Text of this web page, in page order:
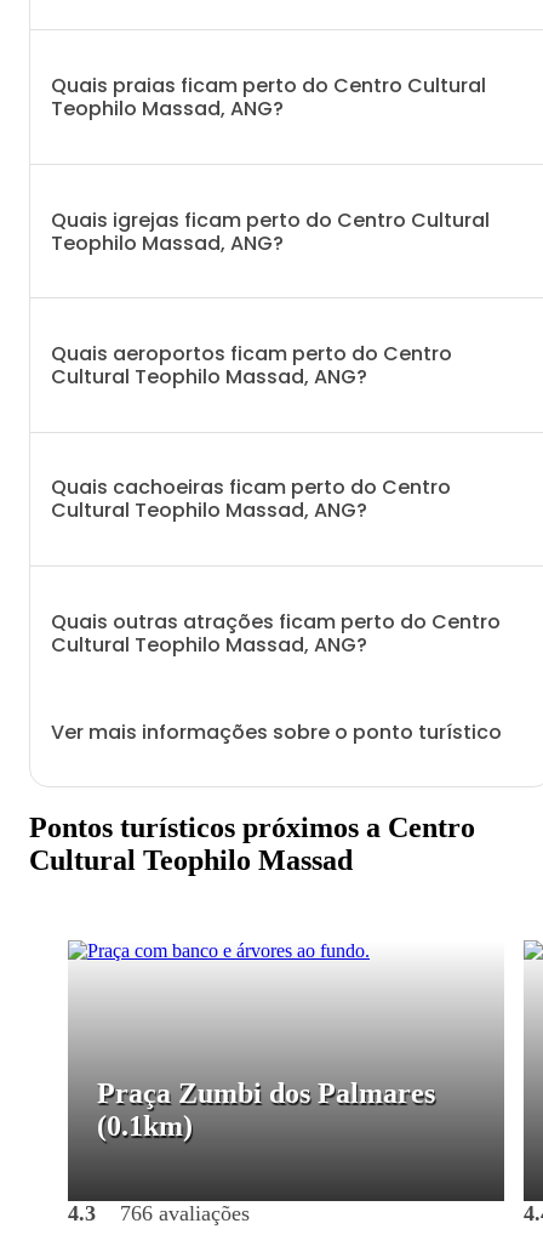
Quais praias ficam perto do Centro Cultural
Teophilo Massad, ANG?
Quais igrejas ficam perto do Centro Cultural
Teophilo Massad, ANG?
Quais aeroportos ficam perto do Centro
Cultural Teophilo Massad, ANG?
Quais cachoeiras ficam perto do Centro
Cultural Teophilo Massad, ANG?
Quais outras atrações ficam perto do Centro
Cultural Teophilo Massad, ANG?
Ver mais informações sobre o ponto turístico
Pontos turísticos próximos a Centro
Cultural Teophilo Massad
Praça Zumbi dos Palmares
(0.1km)
4.3 766 avaliações